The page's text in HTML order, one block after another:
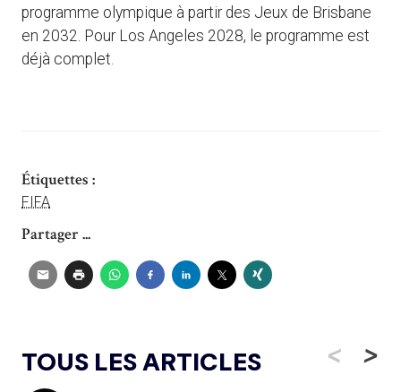
programme olympique à partir des Jeux de Brisbane
en 2032. Pour Los Angeles 2028, le programme est
déjà complet.
Étiquettes :
FIFA
Partager ...
TOUS LES ARTICLES < >